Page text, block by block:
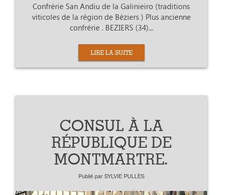
Confrérie San Andiu de la Galinieiro (traditions
viticoles de la région de Béziers ) Plus ancienne
confrérie . BEZIERS (34)...
LIRE LA SUITE
CONSUL À LA
RÉPUBLIQUE DE
MONTMARTRE.
Publié parSYLVIE PULLÈS